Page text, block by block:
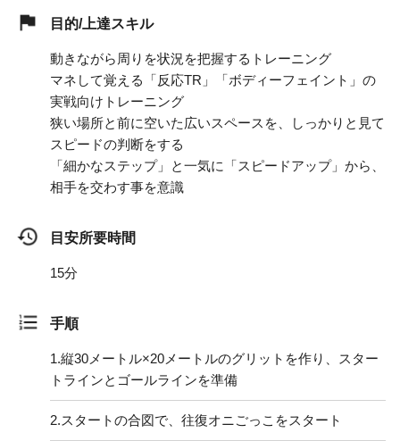
目的/上達スキル
動きながら周りを状況を把握するトレーニング
マネして覚える「反応TR」「ボディーフェイント」の
実戦向けトレーニング
狭い場所と前に空いた広いスペースを、しっかりと見て
スピードの判断をする
「細かなステップ」と一気に「スピードアップ」から、
相手を交わす事を意識
目安所要時間
15分
手順
1.縦30メートル×20メートルのグリットを作り、スター
トラインとゴールラインを準備
2.スタートの合図で、往復オニごっこをスタート